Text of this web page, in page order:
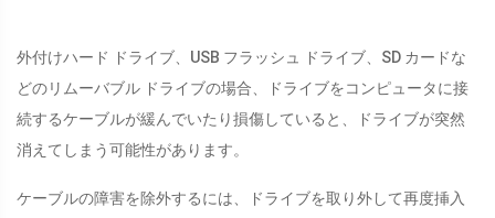
外付けハード ドライブ、USB フラッシュ ドライブ、SD カードな
どのリムーバブル ドライブの場合、ドライブをコンピュータに接
続するケーブルが緩んでいたり損傷していると、ドライブが突然
消えてしまう可能性があります。
ケーブルの障害を除外するには、ドライブを取り外して再度挿入